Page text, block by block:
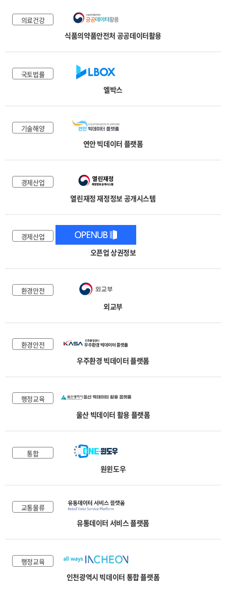
의료건강
식품의약품안전처 공공데이터활용
국토법률
엘박스
기술해양
연안 빅데이터 플랫폼
경제산업
열린재정 재정정보 공개시스템
경제산업
오픈업 상권정보
환경안전
외교부
환경안전
우주환경 빅데이터 플랫폼
행정교육
울산 빅데이터 활용 플랫폼
통합
원윈도우
교통물류
유통데이터 서비스 플랫폼
행정교육
인천광역시 빅데이터 통합 플랫폼